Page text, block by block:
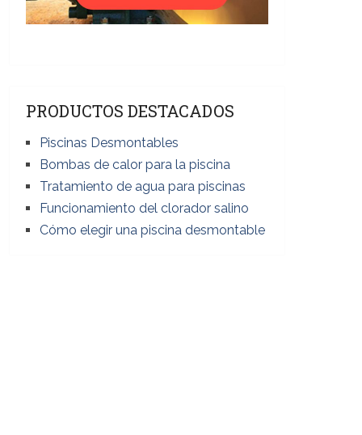
PRODUCTOS DESTACADOS
Piscinas Desmontables
Bombas de calor para la piscina
Tratamiento de agua para piscinas
Funcionamiento del clorador salino
Cómo elegir una piscina desmontable